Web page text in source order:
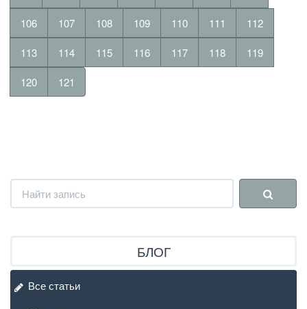
106 107 108 109 110 111 112
113 114 115 116 117 118 119
120 121
БЛОГ
Все статьи